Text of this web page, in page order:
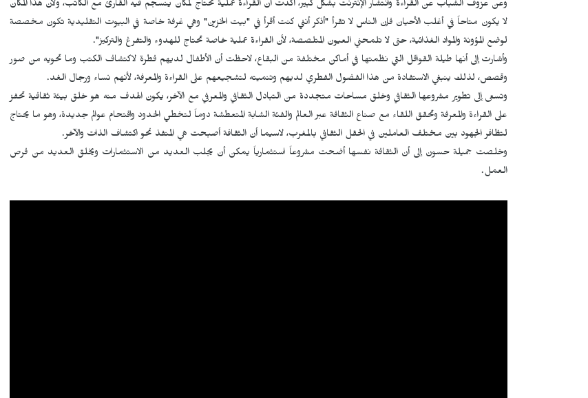
وعن عزوف الشباب عن القراءة وانتشار الإنترنت بشكل كبير، أكدت أن القراءة عملية تحتاج لمكان ينسجم فيه القارئ مع الكاتب، ولأن هذا المكان
لا يكون متاحاً في أغلب الأحيان فإن الناس لا تقرأ "أذكر أنني كنت أقرأ في "بيت الخزين" وهي غرفة خاصة في البيوت التقليدية تكون مخصصة
لوضع المؤونة والمواد الغذائية، حتى لا تلمحني العيون المتلصصة، لأن القراءة عملية خاصة تحتاج للهدوء والتفرغ والتركيز".
وأشارت إلى أنها طيلة القوافل التي نظمتها في أماكن مختلفة من البقاع، لاحظت أن الأطفال لديهم فطرة لاكتشاف الكتب وما تحويه من صور
وقصص، لذلك ينبغي الاستفادة من هذا الفضول الفطري لديهم وتنميته لتشجيعهم على القراءة والمعرفة، لأنهم نساء ورجال الغد.
وتسعى إلى تطوير مشروعها الثقافي وخلق مساحات متجددة من التبادل الثقافي والمعرفي مع الآخر، يكون الهدف منه هو خلق بيئة ثقافية تحفز
على القراءة والمعرفة وتحقق اللقاء مع صناع الثقافة عبر العالم والفئة الشابة المتعطشة دوماً لتخطي الحدود واقتحام عوالم جديدة، وهو ما يحتاج
لتظافر الجهود بين مختلف العاملين في الحقل الثقافي بالمغرب، لاسيما أن الثقافة أصبحت هي المنفذ نحو اكتشاف الذات والآخر.
وخلصت جميلة حسون إلى أن الثقافة نفسها أضحت مشروعاً استثمارياً يمكن أن يجلب العديد من الاستثمارات ويخلق العديد من فرص
العمل.